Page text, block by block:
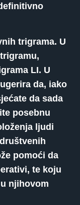
trigrama. U
LI. U
da, iako
da sada
posebnu
ljudi
pomoći da
te koju
njihovom